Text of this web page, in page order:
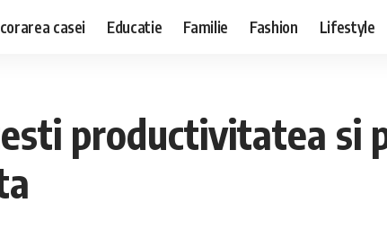
casei Educatie Familie Fashion Lifestyle
productivitatea si